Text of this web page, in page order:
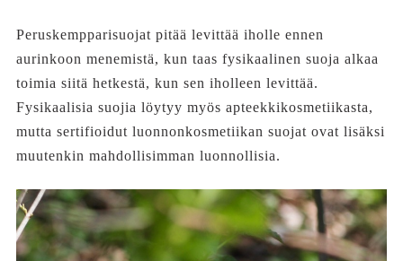
Peruskempparisuojat pitää levittää iholle ennen
aurinkoon menemistä, kun taas fysikaalinen suoja alkaa
toimia siitä hetkestä, kun sen iholleen levittää.
Fysikaalisia suojia löytyy myös apteekkikosmetiikasta,
mutta sertifioidut luonnonkosmetiikan suojat ovat lisäksi
muutenkin mahdollisimman luonnollisia.